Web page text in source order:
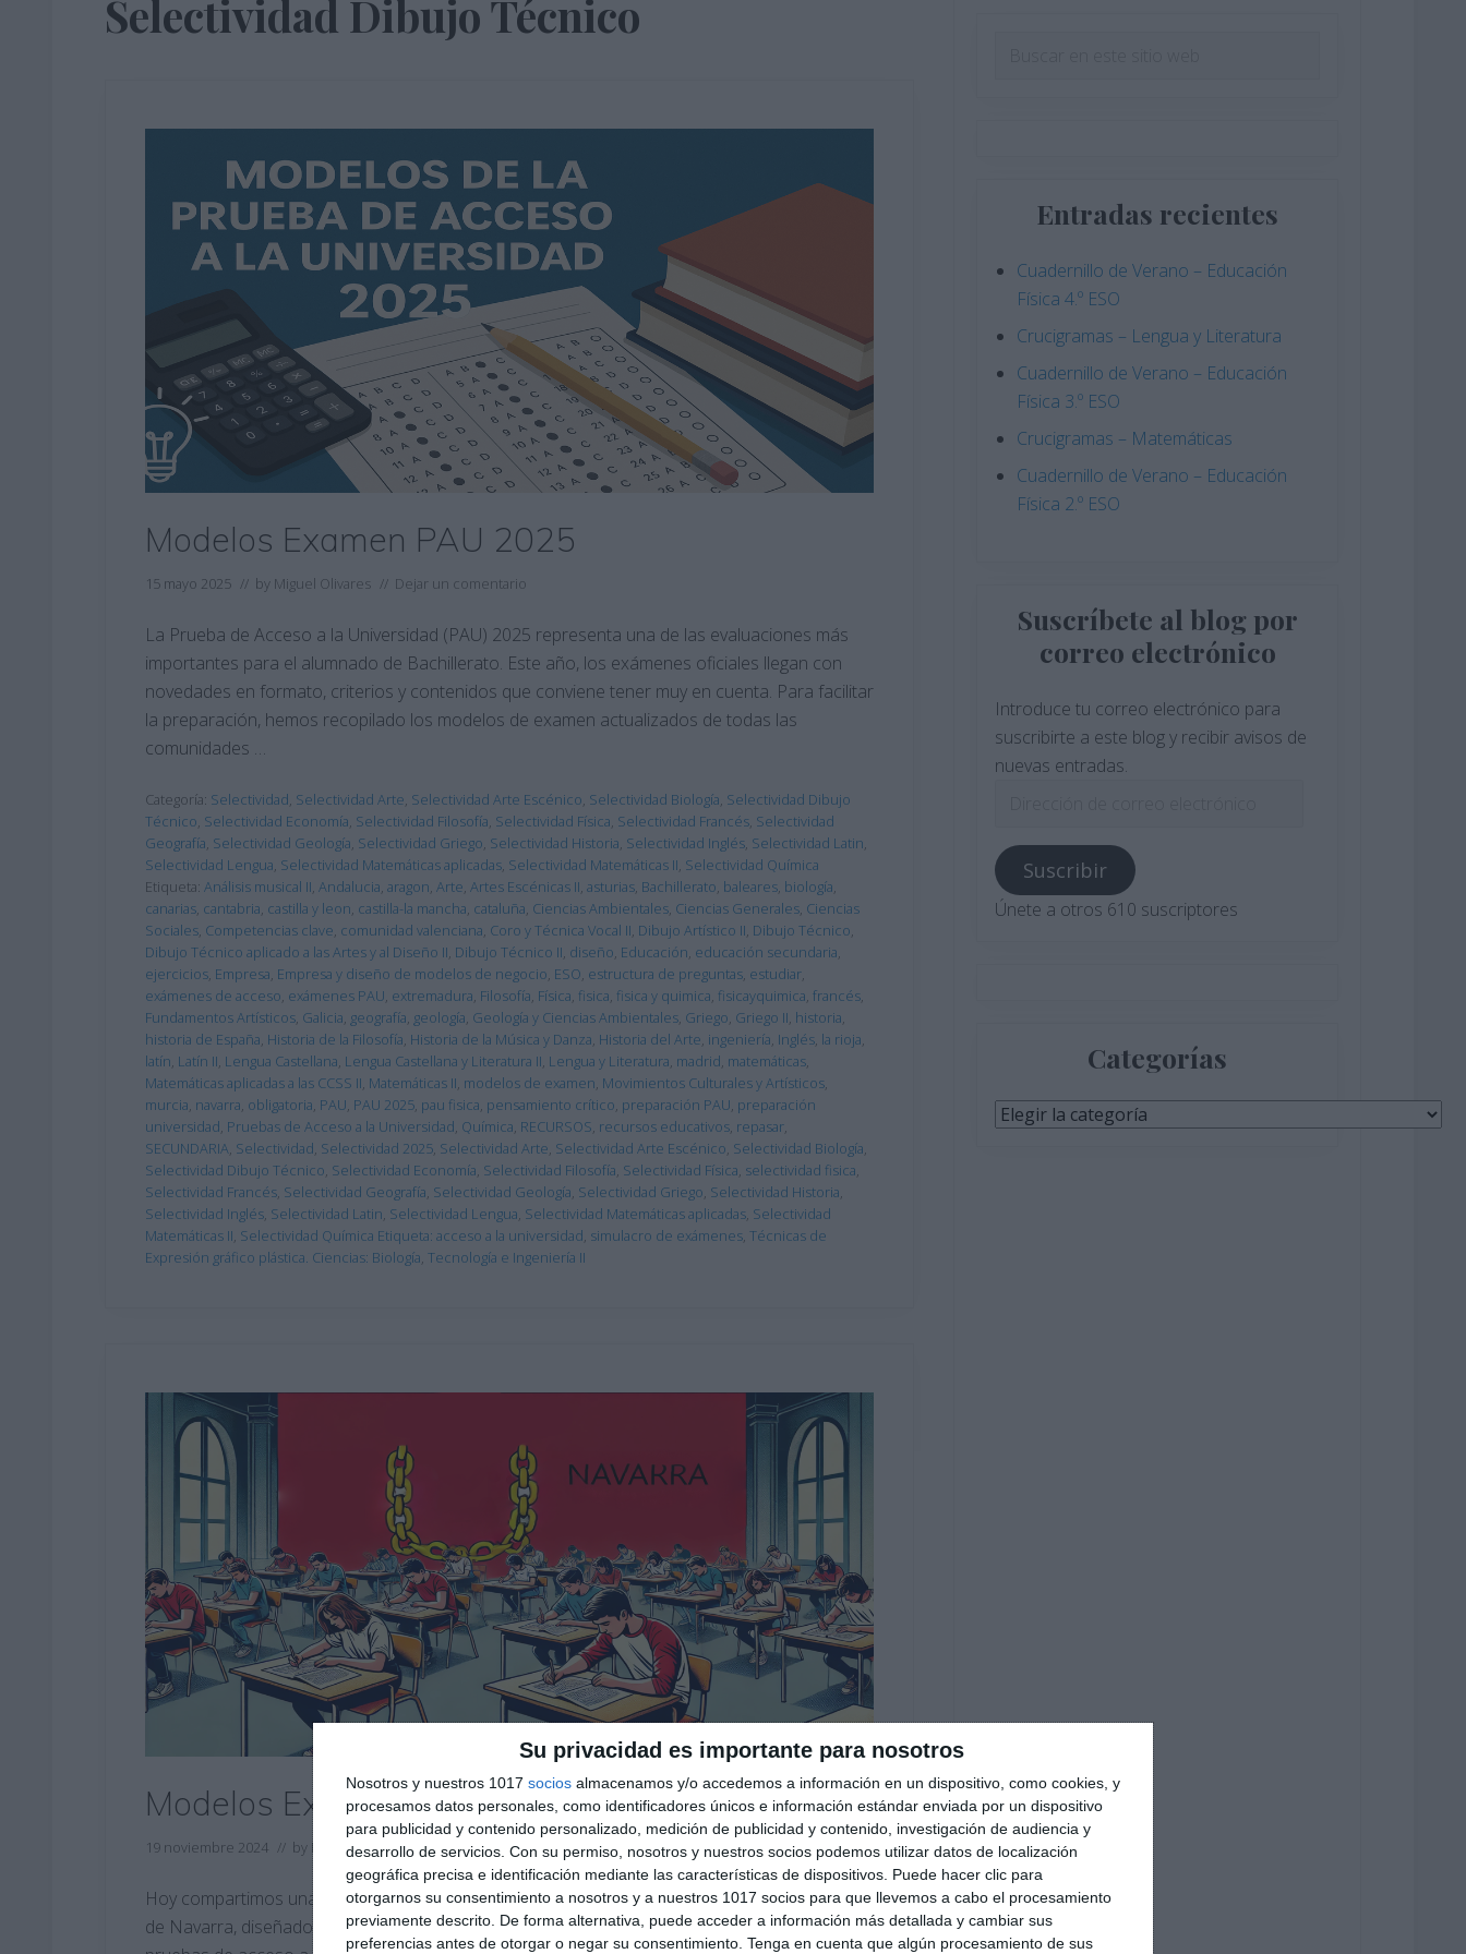
Su privacidad es importante para nosotros
Nosotros y nuestros 1017 socios almacenamos y/o accedemos a información en un dispositivo, como cookies, y
procesamos datos personales, como identificadores únicos e información estándar enviada por un dispositivo
para publicidad y contenido personalizado, medición de publicidad y contenido, investigación de audiencia y
desarrollo de servicios. Con su permiso, nosotros y nuestros socios podemos utilizar datos de localización
geográfica precisa e identificación mediante las características de dispositivos. Puede hacer clic para
otorgarnos su consentimiento a nosotros y a nuestros 1017 socios para que llevemos a cabo el procesamiento
previamente descrito. De forma alternativa, puede acceder a información más detallada y cambiar sus
preferencias antes de otorgar o negar su consentimiento. Tenga en cuenta que algún procesamiento de sus
Selectividad Dibujo Técnico
Modelos Examen PAU 2025
15 mayo 2025 // by Miguel Olivares // Dejar un comentario
La Prueba de Acceso a la Universidad (PAU) 2025 representa una de las evaluaciones más
importantes para el alumnado de Bachillerato. Este año, los exámenes oficiales llegan con
novedades en formato, criterios y contenidos que conviene tener muy en cuenta. Para facilitar
la preparación, hemos recopilado los modelos de examen actualizados de todas las
comunidades …
Categoría: Selectividad, Selectividad Arte, Selectividad Arte Escénico, Selectividad Biología, Selectividad Dibujo
Técnico, Selectividad Economía, Selectividad Filosofía, Selectividad Física, Selectividad Francés, Selectividad
Geografía, Selectividad Geología, Selectividad Griego, Selectividad Historia, Selectividad Inglés, Selectividad Latin,
Selectividad Lengua, Selectividad Matemáticas aplicadas, Selectividad Matemáticas II, Selectividad Química
Etiqueta: Análisis musical II, Andalucia, aragon, Arte, Artes Escénicas II, asturias, Bachillerato, baleares, biología,
canarias, cantabria, castilla y leon, castilla-la mancha, cataluña, Ciencias Ambientales, Ciencias Generales, Ciencias
Sociales, Competencias clave, comunidad valenciana, Coro y Técnica Vocal II, Dibujo Artístico II, Dibujo Técnico,
Dibujo Técnico aplicado a las Artes y al Diseño II, Dibujo Técnico II, diseño, Educación, educación secundaria,
ejercicios, Empresa, Empresa y diseño de modelos de negocio, ESO, estructura de preguntas, estudiar,
exámenes de acceso, exámenes PAU, extremadura, Filosofía, Física, fisica, fisica y quimica, fisicayquimica, francés,
Fundamentos Artísticos, Galicia, geografía, geología, Geología y Ciencias Ambientales, Griego, Griego II, historia,
historia de España, Historia de la Filosofía, Historia de la Música y Danza, Historia del Arte, ingeniería, Inglés, la rioja,
latín, Latín II, Lengua Castellana, Lengua Castellana y Literatura II, Lengua y Literatura, madrid, matemáticas,
Matemáticas aplicadas a las CCSS II, Matemáticas II, modelos de examen, Movimientos Culturales y Artísticos,
murcia, navarra, obligatoria, PAU, PAU 2025, pau fisica, pensamiento crítico, preparación PAU, preparación
universidad, Pruebas de Acceso a la Universidad, Química, RECURSOS, recursos educativos, repasar,
SECUNDARIA, Selectividad, Selectividad 2025, Selectividad Arte, Selectividad Arte Escénico, Selectividad Biología,
Selectividad Dibujo Técnico, Selectividad Economía, Selectividad Filosofía, Selectividad Física, selectividad fisica,
Selectividad Francés, Selectividad Geografía, Selectividad Geología, Selectividad Griego, Selectividad Historia,
Selectividad Inglés, Selectividad Latin, Selectividad Lengua, Selectividad Matemáticas aplicadas, Selectividad
Matemáticas II, Selectividad Química Etiqueta: acceso a la universidad, simulacro de exámenes, Técnicas de
Expresión gráfico plástica. Ciencias: Biología, Tecnología e Ingeniería II
Modelos Examen PAU 2025 – Navarra
19 noviembre 2024 // by Miguel Olivares //Dejar un comentario
Hoy compartimos una serie de modelos de examen de la PAU 2025 para la Comunidad Foral
de Navarra, diseñados específicamente para preparar a los estudiantes de Bachillerato en las
Entradas recientes
Cuadernillo de Verano – Educación
Física 4.º ESO
Crucigramas – Lengua y Literatura
Cuadernillo de Verano – Educación
Física 3.º ESO
Crucigramas – Matemáticas
Cuadernillo de Verano – Educación
Física 2.º ESO
Suscríbete al blog por
correo electrónico
Introduce tu correo electrónico para
suscribirte a este blog y recibir avisos de
nuevas entradas.
correo
electrónico
Suscribir
Únete a otros 610 suscriptores
Categorías
Categorías